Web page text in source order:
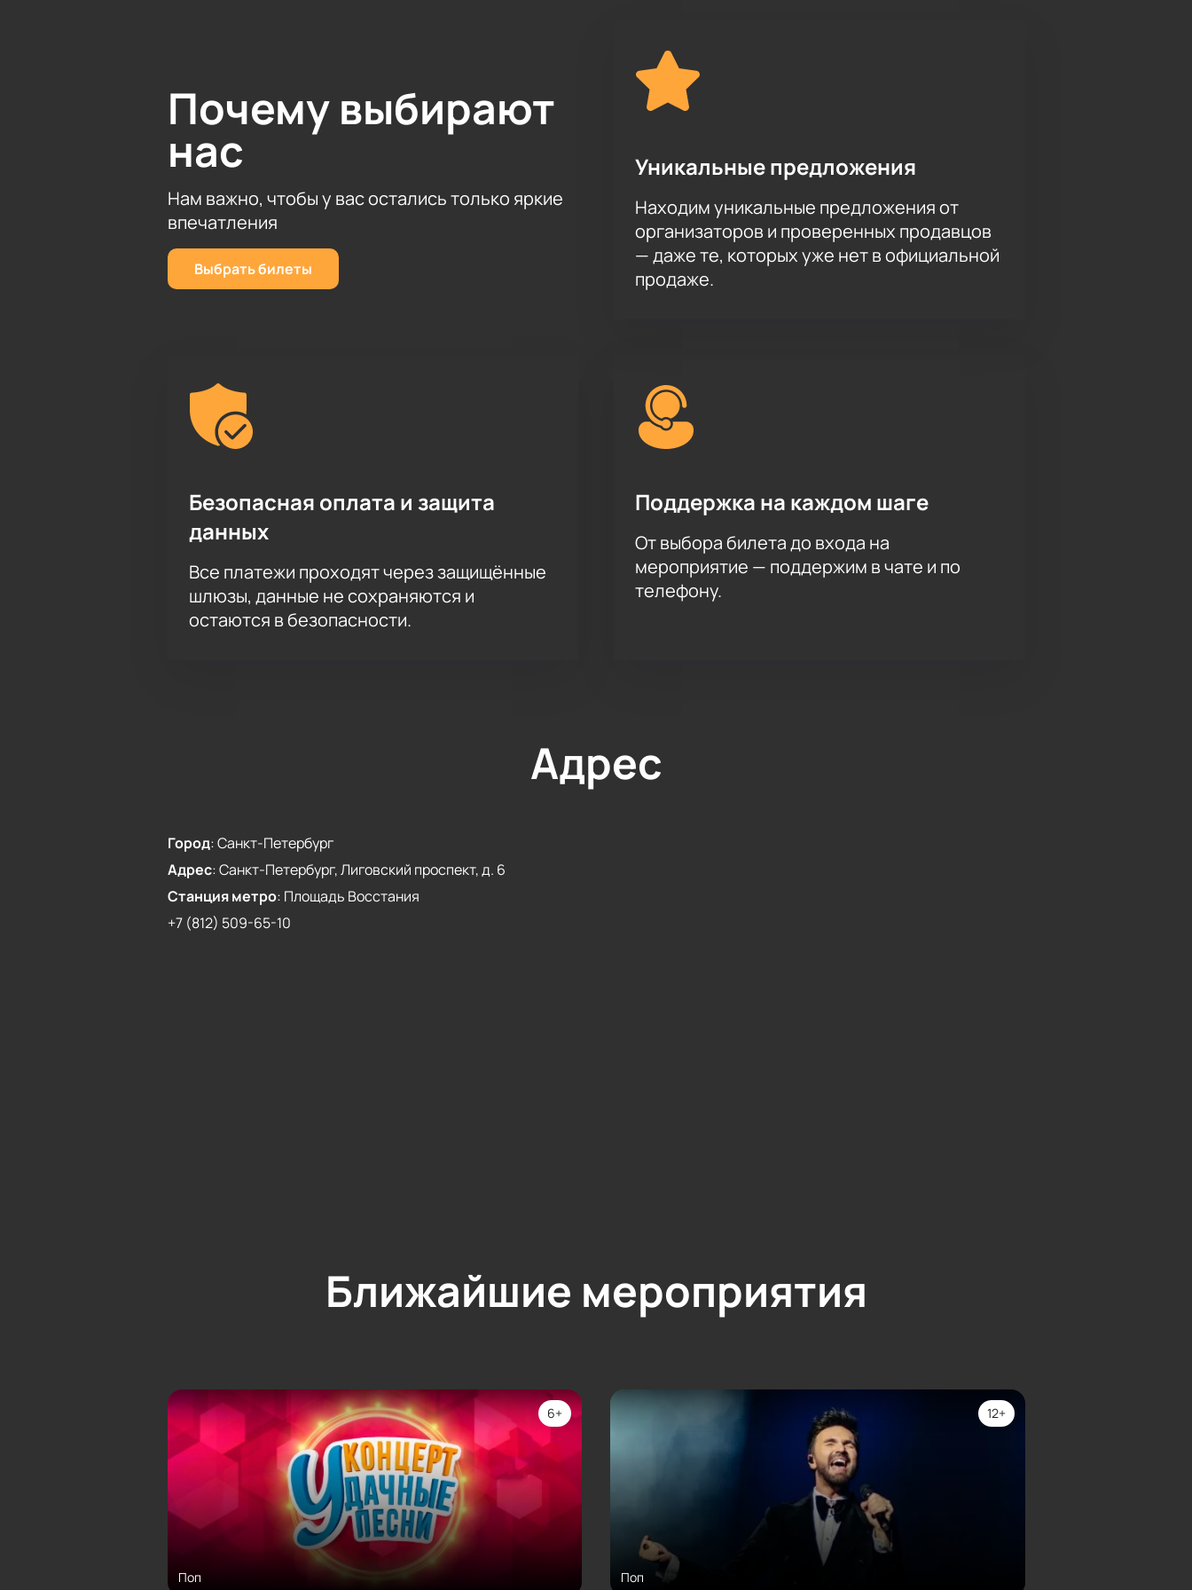
Почему выбирают
нас
Нам важно, чтобы у вас остались только яркие
впечатления
Выбрать билеты
Уникальные предложения
Находим уникальные предложения от
организаторов и проверенных продавцов
— даже те, которых уже нет в официальной
продаже.
Безопасная оплата и защита
данных
Все платежи проходят через защищённые
шлюзы, данные не сохраняются и
остаются в безопасности.
Поддержка на каждом шаге
От выбора билета до входа на
мероприятие — поддержим в чате и по
телефону.
Адрес
Город:Санкт-Петербург
Адрес:Санкт-Петербург, Лиговский проспект, д. 6
Станция метро: Площадь Восстания
+7 (812) 509-65-10
Ближайшие мероприятия
Поп
6+
Поп
12+